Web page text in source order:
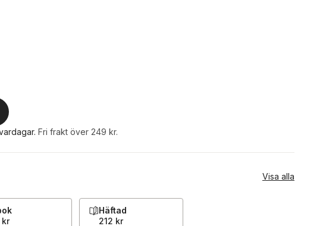
. Fri frakt över 249 kr.
Visa alla
Häftad
212 kr